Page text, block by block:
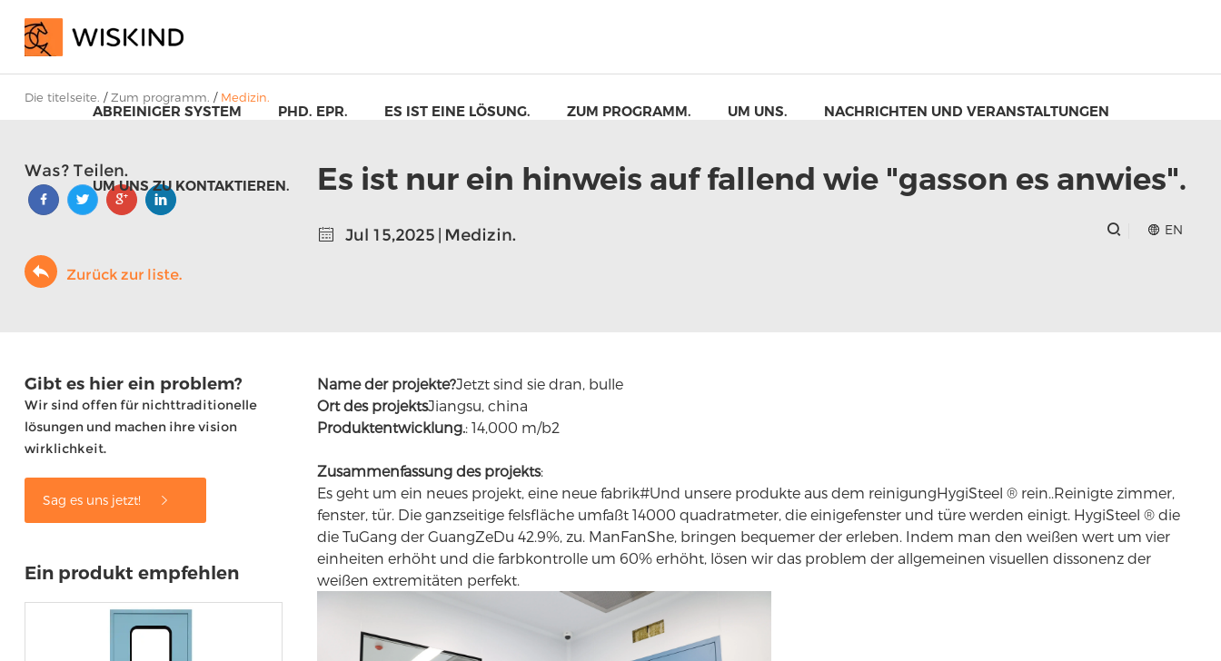
ABREINIGER SYSTEM PHD. EPR. ES IST EINE LÖSUNG. ZUM PROGRAMM. UM UNS. NACHRICHTEN UND VERANSTALTUNGEN
UM UNS ZU KONTAKTIEREN.
EN
Die titelseite. /Zum programm. / Medizin.
Es ist nur ein hinweis auf fallend wie "gasson es anwies".
Jul 15,2025 | Medizin.
Was? Teilen.
Zurück zur liste.
Gibt es hier ein problem?
Wir sind offen für nichttraditionelle
lösungen und machen ihre vision
wirklichkeit.
Sag es uns jetzt!
Ein produkt empfehlen
Name der projekte?Jetzt sind sie dran, bulle
Ort des projektsJiangsu, china
Produktentwicklung.: 14,000 m/b2
Zusammenfassung des projekts:
Es geht um ein neues projekt, eine neue fabrik#Und unsere produkte aus dem reinigungHygiSteel ® rein..Reinigte zimmer,
fenster, tür. Die ganzseitige felsfläche umfaßt 14000 quadratmeter, die einigefenster und türe werden einigt. HygiSteel ® die
die TuGang der GuangZeDu 42.9%, zu. ManFanShe, bringen bequemer der erleben. Indem man den weißen wert um vier
einheiten erhöht und die farbkontrolle um 60% erhöht, lösen wir das problem der allgemeinen visuellen dissonenz der
weißen extremitäten perfekt.